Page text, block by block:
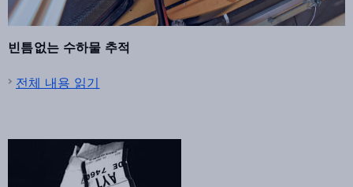
빈틈없는 수하물 추적
전체 내용 읽기